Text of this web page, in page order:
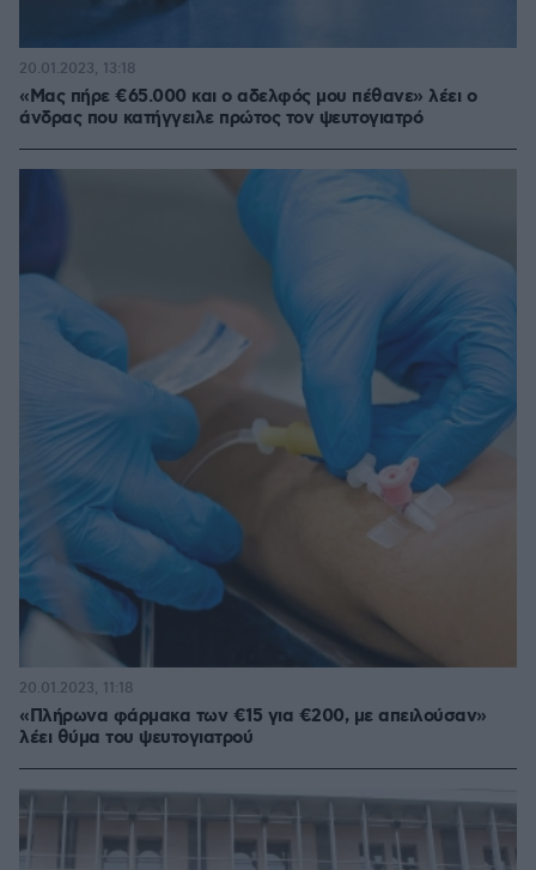
«Μας πήρε €65.000 και ο αδελφός μου πέθανε» λέει ο
άνδρας που κατήγγειλε πρώτος τον ψευτογιατρό
20.01.2023, 13:18
«Πλήρωνα φάρμακα των €15 για €200, με απειλούσαν»
λέει θύμα του ψευτογιατρού
20.01.2023, 11:18